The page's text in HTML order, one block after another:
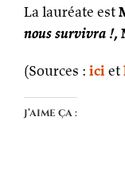
La lauréate est
nous survivra !,
(Sources : ici et
J’aime ça :